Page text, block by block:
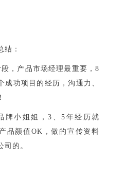
结：
，产品市场经理最重要，8
成功项目的经历，沟通力、
牌小姐姐，3、5年经历就
品颜值OK，做的宣传资料
司的。